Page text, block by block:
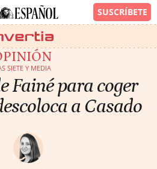
SIETE Y MEDIA
Fainé para coger
a Casado